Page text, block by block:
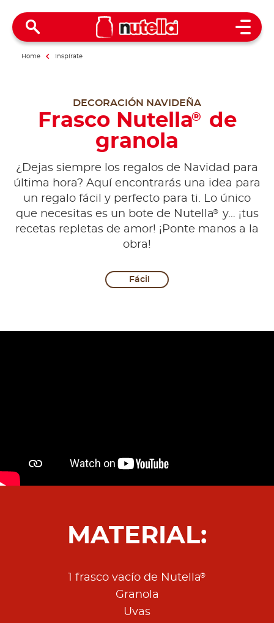
Open
Home Inspírate
DECORACIÓN NAVIDEÑA
Frasco Nutella®
de
granola
¿Dejas siempre los regalos de Navidad para
última hora? Aquí encontrarás una idea para
un regalo fácil y perfecto para ti. Lo único
que necesitas es un bote de Nutella®
y… ¡tus
recetas repletas de amor! ¡Ponte manos a la
obra!
Fácil
MATERIAL:
1 frasco vacío de Nutella®
Granola
Uvas